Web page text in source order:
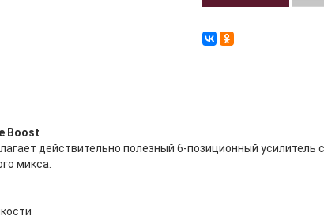
Boost
действительно полезный 6-позиционный
микса.